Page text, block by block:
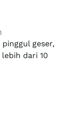
geser,
dari 10